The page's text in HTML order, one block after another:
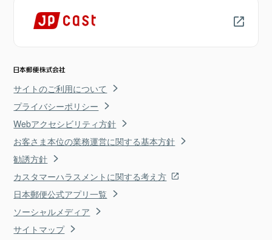
サイトのご利用について
プライバシーポリシー
Webアクセシビリティ方針
お客さま本位の業務運営に関する基本方針
勧誘方針
カスタマーハラスメントに関する考え方
日本郵便公式アプリ一覧
ソーシャルメディア
サイトマップ